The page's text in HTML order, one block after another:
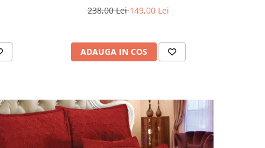
238,00 Lei149,00 Lei
ADAUGA IN COS